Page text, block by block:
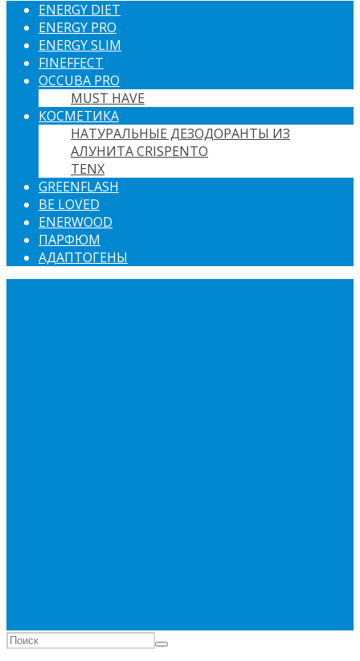
ENERGY DIET
ENERGY PRO
ENERGY SLIM
FINEFFECT
OCCUBA PRO
MUST HAVE
КОСМЕТИКА
НАТУРАЛЬНЫЕ ДЕЗОДОРАНТЫ ИЗ
АЛУНИТА CRISPENTO
TENX
GREENFLASH
BE LOVED
ENERWOOD
ПАРФЮМ
АДАПТОГЕНЫ